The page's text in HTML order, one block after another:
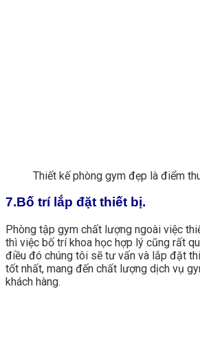
Thiết kế phòng gym đẹp là điểm
7.Bố trí lắp đặt thiết bị.
Phòng tập gym chất lượng ngoài việc
thì việc bố trí khoa học hợp lý cũng rất
điều đó chúng tôi sẽ tư vấn và lắp đặt
tốt nhất, mang đến chất lượng dịch vụ
khách hàng.